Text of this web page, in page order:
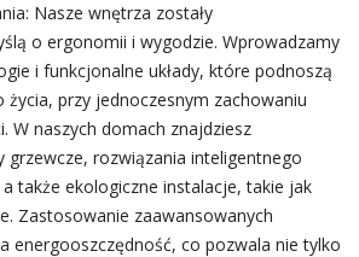
Nasze wnętrza zostały
o ergonomii i wygodzie. Wprowadzamy
i funkcjonalne układy, które podnoszą
przy jednoczesnym zachowaniu
W naszych domach znajdziesz
grzewcze, rozwiązania inteligentnego
także ekologiczne instalacje, takie jak
Zastosowanie zaawansowanych
energooszczędność, co pozwala nie tylko